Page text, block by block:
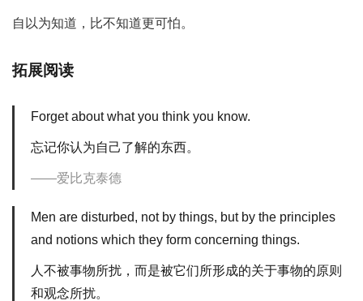
自以为知道，比不知道更可怕。
拓展阅读
Forget about what you think you know.
忘记你认为自己了解的东西。
爱比克泰德
Men are disturbed, not by things, but by the principles
and notions which they form concerning things.
人不被事物所扰，而是被它们所形成的关于事物的原则
和观念所扰。